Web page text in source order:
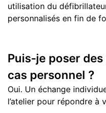
utilisation du
personnalisés en fin de
Puis-je poser
cas personnel ?
Oui. Un échange
l’atelier pour répondre à